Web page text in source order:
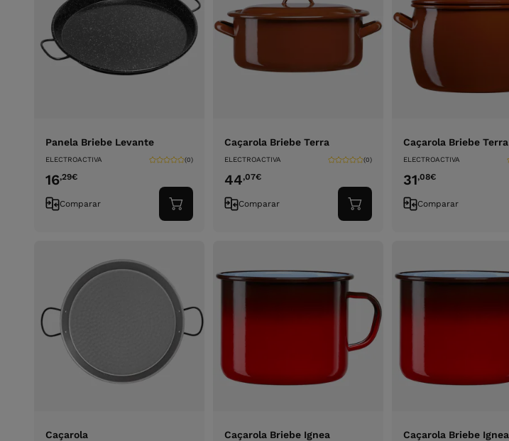
Panela Briebe Levante
ELECTROACTIVA (0)
16,29€
Comparar
Adicionar
ao
Caçarola Briebe Terra
ELECTROACTIVA (0)
44,07€
Comparar
Adicionar
ao
Caçarola Briebe Terra
ELECTROACTIVA
31,08€
Comparar
Caçarola Caçarola Briebe Ignea Caçarola Briebe Ignea